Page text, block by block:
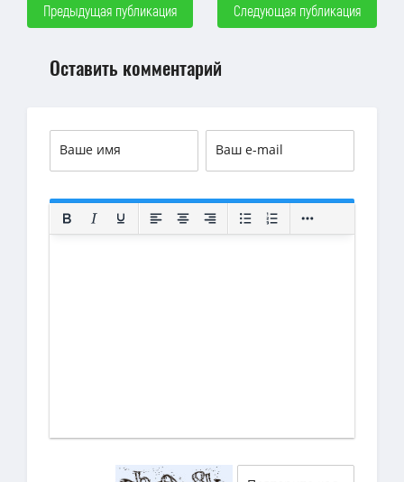
Предыдущая публикация Следующая публикация
Оставить комментарий